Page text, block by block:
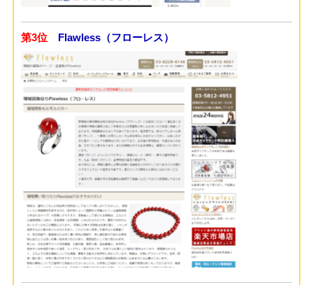
第3位 Flawless（フローレス）